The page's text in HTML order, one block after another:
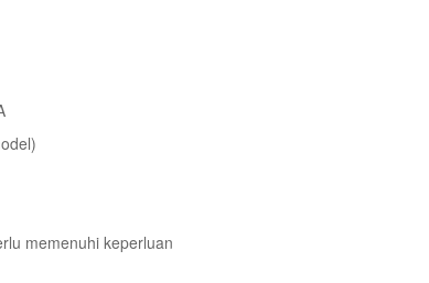
memenuhi keperluan